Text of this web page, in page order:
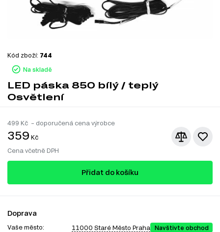
Na skladě
Kód zboží: 744
LED páska 850 bílý / teplý
Osvětlení
499 Kč – doporučená cena výrobce
359 Kč
Cena včetně DPH
Přidat do košíku
Doprava
Vaše město: 11000 Staré Město Praha Navštivte obchod